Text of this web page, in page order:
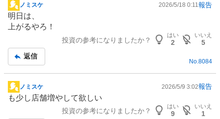
掲
示
板
ノミスケ 2026/5/18 0:11報告
明日は、
上がるやろ！
投資の参考になりましたか？
はい
2
いいえ
5
返信
No. 8084
掲
示
ノミスケ 2026/5/9 3:02報告
も少し店舗増やして欲しい
投資の参考になりましたか？
はい
9
いいえ
1